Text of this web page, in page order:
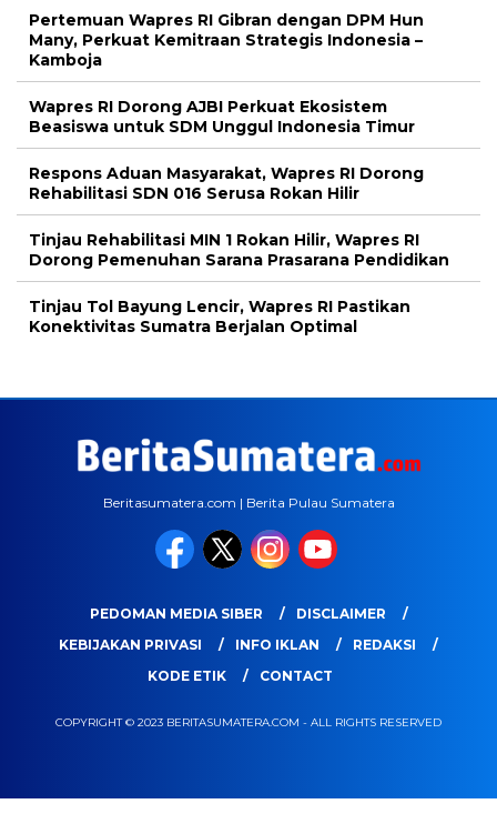
Pertemuan Wapres RI Gibran dengan DPM Hun
Many, Perkuat Kemitraan Strategis Indonesia –
Kamboja
Wapres RI Dorong AJBI Perkuat Ekosistem
Beasiswa untuk SDM Unggul Indonesia Timur
Respons Aduan Masyarakat, Wapres RI Dorong
Rehabilitasi SDN 016 Serusa Rokan Hilir
Tinjau Rehabilitasi MIN 1 Rokan Hilir, Wapres RI
Dorong Pemenuhan Sarana Prasarana Pendidikan
Tinjau Tol Bayung Lencir, Wapres RI Pastikan
Konektivitas Sumatra Berjalan Optimal
Beritasumatera.com | Berita Pulau Sumatera
PEDOMAN MEDIA SIBER
DISCLAIMER
KEBIJAKAN PRIVASI
INFO IKLAN
REDAKSI
KODE ETIK
CONTACT
COPYRIGHT © 2023 BERITASUMATERA.COM - ALL RIGHTS RESERVED